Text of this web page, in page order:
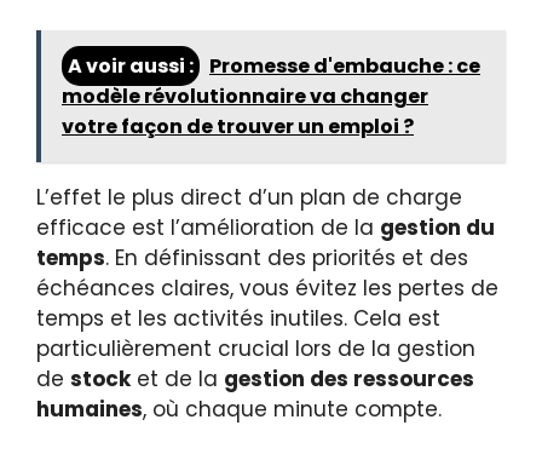
A voir aussi :
Promesse d'embauche : ce
modèle révolutionnaire va changer
votre façon de trouver un emploi ?
L’effet le plus direct d’un plan de charge
efficace est l’amélioration de la gestion du
temps. En définissant des priorités et des
échéances claires, vous évitez les pertes de
temps et les activités inutiles. Cela est
particulièrement crucial lors de la gestion
de stocket de la gestion des ressources
humaines, où chaque minute compte.